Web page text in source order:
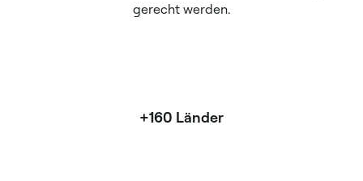
gerecht werden.
+160 Länder